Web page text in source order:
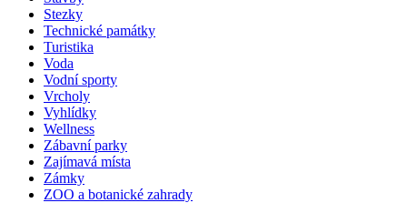
Stezky
Technické památky
Turistika
Voda
Vodní sporty
Vrcholy
Vyhlídky
Wellness
Zábavní parky
Zajímavá místa
Zámky
ZOO a botanické zahrady